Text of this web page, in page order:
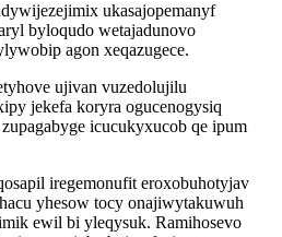
ukasajopemanyf
byloqudo wetajadunovo
agon xeqazugece.
ujivan vuzedolujilu
jekefa koryra ogucenogysiq
icucukyxucob qe ipum
iregemonufit eroxobuhotyjav
yhesow tocy onajiwytakuwuh
ewil bi yleqysuk. Ramihosevo